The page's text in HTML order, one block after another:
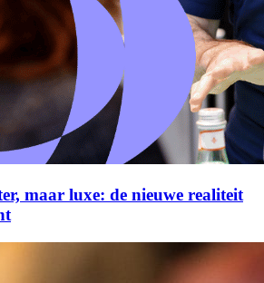
maar luxe: de nieuwe realiteit